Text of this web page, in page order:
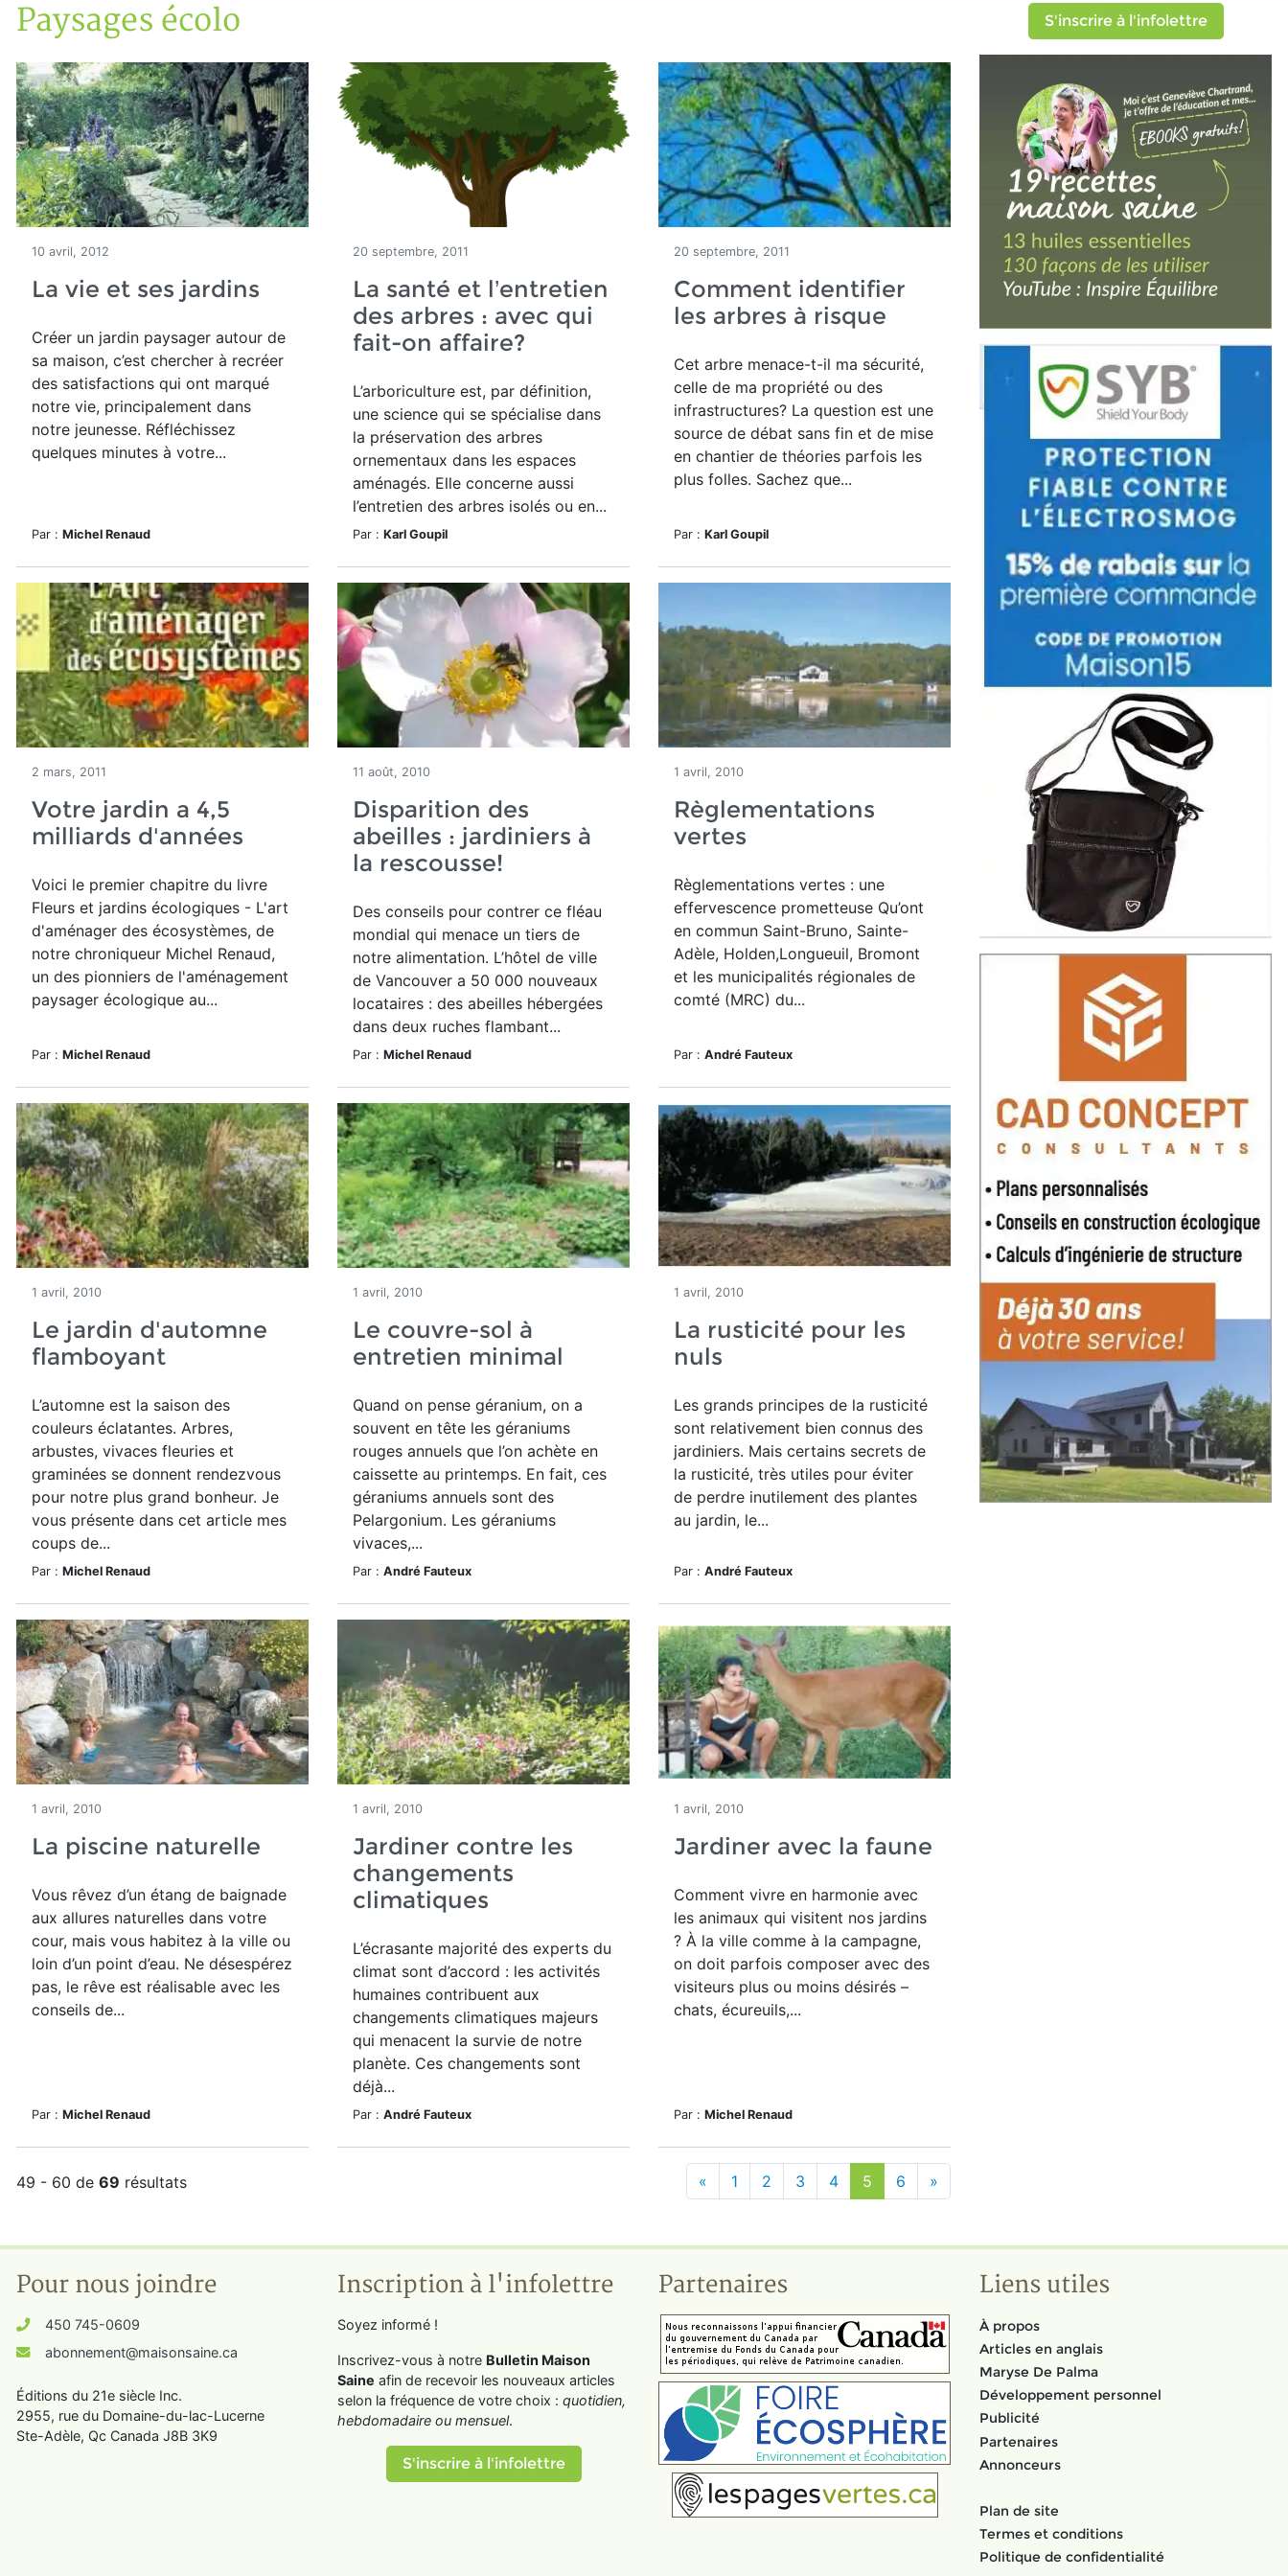
Accueil
Articles
Paysages écolo
Paysages écolo
10 avril, 2012
La vie et ses jardins
Créer un jardin paysager autour de
sa maison, c’est chercher à recréer
des satisfactions qui ont marqué
notre vie, principalement dans
notre jeunesse. Réfléchissez
quelques minutes à votre...
Par : Michel Renaud
20 septembre, 2011
La santé et l’entretien
des arbres : avec qui
fait-on affaire?
L’arboriculture est, par définition,
une science qui se spécialise dans
la préservation des arbres
ornementaux dans les espaces
aménagés. Elle concerne aussi
l’entretien des arbres isolés ou en...
Par : Karl Goupil
20 septembre, 2011
Comment identifier
les arbres à risque
Cet arbre menace-t-il ma sécurité,
celle de ma propriété ou des
infrastructures? La question est une
source de débat sans fin et de mise
en chantier de théories parfois les
plus folles. Sachez que...
Par : Karl Goupil
2 mars, 2011
Votre jardin a 4,5
milliards d'années
Voici le premier chapitre du livre
Fleurs et jardins écologiques - L'art
d'aménager des écosystèmes, de
notre chroniqueur Michel Renaud,
un des pionniers de l'aménagement
paysager écologique au...
Par : Michel Renaud
11 août, 2010
Disparition des
abeilles : jardiniers à
la rescousse!
Des conseils pour contrer ce fléau
mondial qui menace un tiers de
notre alimentation. L’hôtel de ville
de Vancouver a 50 000 nouveaux
locataires : des abeilles hébergées
dans deux ruches flambant...
Par : Michel Renaud
1 avril, 2010
Règlementations
vertes
Règlementations vertes : une
effervescence prometteuse Qu’ont
en commun Saint-Bruno, Sainte-
Adèle, Holden,Longueuil, Bromont
et les municipalités régionales de
comté (MRC) du...
Par : André Fauteux
1 avril, 2010
Le jardin d'automne
flamboyant
L’automne est la saison des
couleurs éclatantes. Arbres,
arbustes, vivaces fleuries et
graminées se donnent rendezvous
pour notre plus grand bonheur. Je
vous présente dans cet article mes
coups de...
Par : Michel Renaud
1 avril, 2010
Le couvre-sol à
entretien minimal
Quand on pense géranium, on a
souvent en tête les géraniums
rouges annuels que l’on achète en
caissette au printemps. En fait, ces
géraniums annuels sont des
Pelargonium. Les géraniums
vivaces,...
Par : André Fauteux
1 avril, 2010
La rusticité pour les
nuls
Les grands principes de la rusticité
sont relativement bien connus des
jardiniers. Mais certains secrets de
la rusticité, très utiles pour éviter
de perdre inutilement des plantes
au jardin, le...
Par : André Fauteux
1 avril, 2010
La piscine naturelle
Vous rêvez d’un étang de baignade
aux allures naturelles dans votre
cour, mais vous habitez à la ville ou
loin d’un point d’eau. Ne désespérez
pas, le rêve est réalisable avec les
conseils de...
Par : Michel Renaud
1 avril, 2010
Jardiner contre les
changements
climatiques
L’écrasante majorité des experts du
climat sont d’accord : les activités
humaines contribuent aux
changements climatiques majeurs
qui menacent la survie de notre
planète. Ces changements sont
déjà...
Par : André Fauteux
1 avril, 2010
Jardiner avec la faune
Comment vivre en harmonie avec
les animaux qui visitent nos jardins
? À la ville comme à la campagne,
on doit parfois composer avec des
visiteurs plus ou moins désirés –
chats, écureuils,...
Par : Michel Renaud
49 - 60 de 69 résultats « 1 2 3 4 5 6 »
S'inscrire à l'infolettre
Pour nous joindre
450 745-0609
abonnement@maisonsaine.ca
Éditions du 21e siècle Inc.
2955, rue du Domaine-du-lac-Lucerne
Ste-Adèle, Qc Canada J8B 3K9
Inscription à l'infolettre
Soyez informé !
Inscrivez-vous à notre Bulletin Maison
Saine afin de recevoir les nouveaux articles
selon la fréquence de votre choix : quotidien,
hebdomadaire ou mensuel.
S'inscrire à l'infolettre
Partenaires Liens utiles
À propos
Articles en anglais
Maryse De Palma
Développement personnel
Publicité
Partenaires
Annonceurs
Plan de site
Termes et conditions
Politique de confidentialité